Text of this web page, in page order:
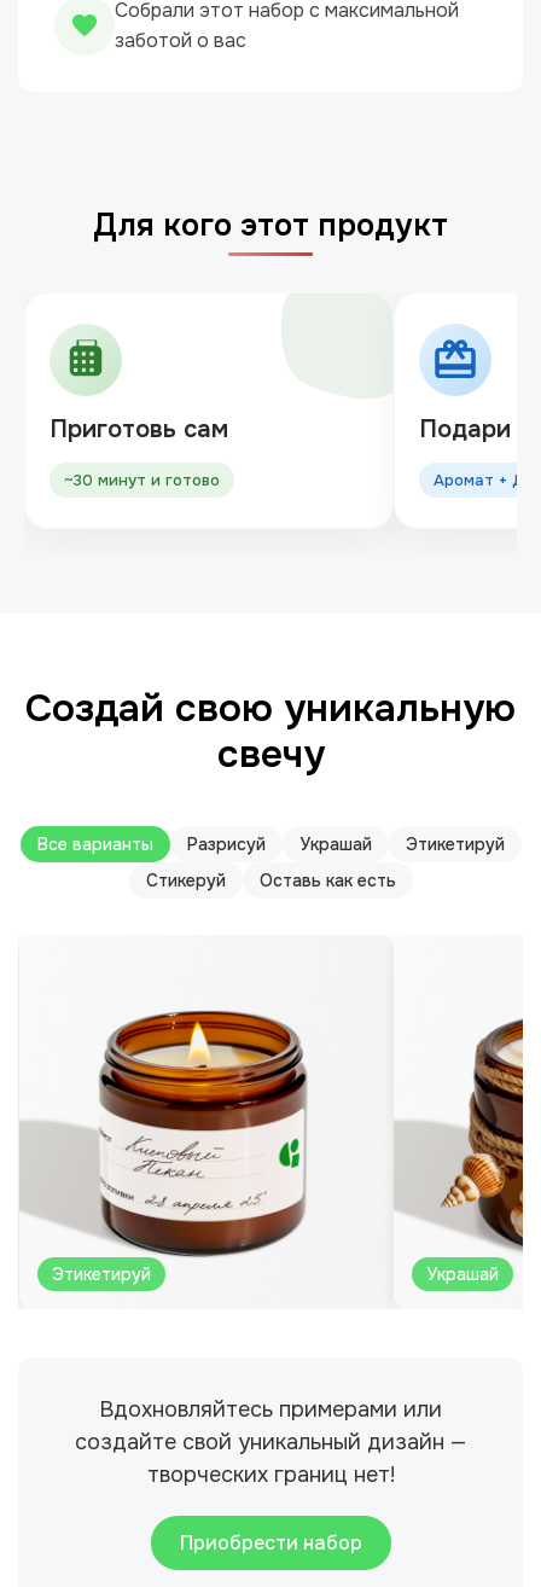
Собрали этот набор с максимальной
заботой о вас
Для кого этот продукт
Приготовь сам
~30 минут и готово
Подари
Аромат +
Создай свою уникальную
свечу
Все варианты Разрисуй Украшай
Этикетируй
Стикеруй
Оставь как есть
Этикетируй Украшай
Вдохновляйтесь примерами или
создайте свой уникальный дизайн —
творческих границ нет!
Приобрести набор